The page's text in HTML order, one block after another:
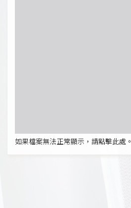
如果檔案無法正常顯示，請點擊此處。